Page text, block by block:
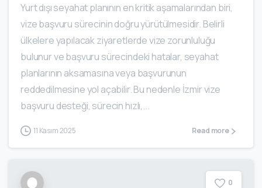
Yurt dışı seyahat planının en kritik aşamalarından biri,
vize başvuru sürecinin doğru yürütülmesidir. Belirli
ülkelere yapılacak ziyaretlerde vize zorunluluğu
bulunur ve başvuru sürecindeki hatalar, seyahat
planlarının aksamasına veya başvurunun
reddedilmesine yol açabilir. Bu nedenle İzmir vize
başvuru desteği, sürecin hızlı,...
11 Kasım 2025 Read more
0